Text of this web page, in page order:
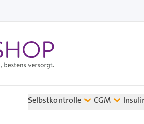
Selbstkontrolle CGM